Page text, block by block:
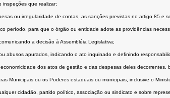
inspeções que realizar;
ou irregularidade de contas, as sanções previstas no artigo 85
período, para que o órgão ou entidade adote as providências
a decisão à Assembléia Legislativa;
abusos apurados, indicando o ato inquinado e definindo
dos atos de gestão e das despesas deles
Municipais ou os Poderes estaduais ou municipais, inclusive o
cidadão, partido político, associação ou sindicato e sobre